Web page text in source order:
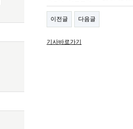
이전글 다음글
기사바로가기